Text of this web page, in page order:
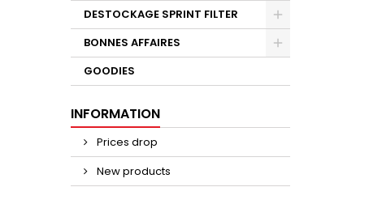
DESTOCKAGE SPRINT FILTER
BONNES AFFAIRES
GOODIES
INFORMATION
Prices drop
New products